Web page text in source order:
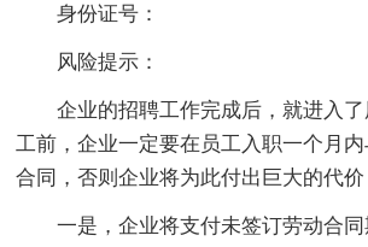
身份证号：
风险提示：
企业的招聘工作完成后，就进入
工前，企业一定要在员工入职一个月
合同，否则企业将为此付出巨大的代价
一是，企业将支付未签订劳动合